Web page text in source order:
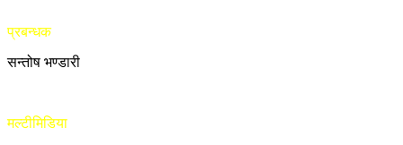
प्रबन्धक
सन्तोष भण्डारी
मल्टीमिडिया